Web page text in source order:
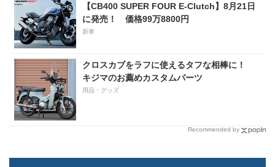
【CB400 SUPER FOUR E-Clutch】8月21日
に発売！ 価格99万8800円
新車
クロスカブをラフに使えるタフな相棒に！
キジマのお薦めカスタムパーツ
用品・グッズ
Recommended by